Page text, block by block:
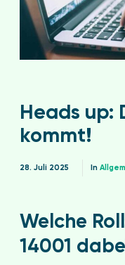
Heads up:
kommt!
28. Juli 2025 In
Welche
14001